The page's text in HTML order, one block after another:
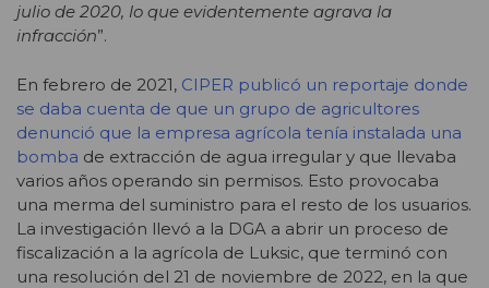
julio de 2020, lo que evidentemente agrava la
infracción”.
En febrero de 2021, CIPER publicó un reportaje donde
se daba cuenta de que un grupo de agricultores
denunció que la empresa agrícola tenía instalada una
bomba de extracción de agua irregular y que llevaba
varios años operando sin permisos. Esto provocaba
una merma del suministro para el resto de los usuarios.
La investigación llevó a la DGA a abrir un proceso de
fiscalización a la agrícola de Luksic, que terminó con
una resolución del 21 de noviembre de 2022, en la que